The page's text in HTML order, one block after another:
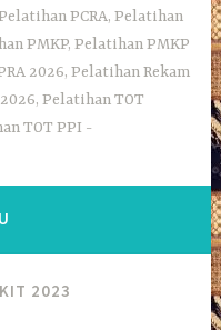
PCRA, Pelatihan
PMKP, Pelatihan PMKP
2026, Pelatihan Rekam
Pelatihan TOT
TOT PPI
2023